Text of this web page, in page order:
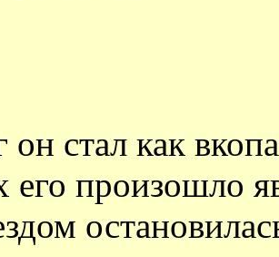
он стал как
его произошло